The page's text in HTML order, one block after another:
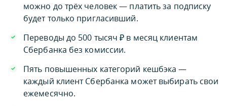
можно до трёх человек — платить за подписку
будет только пригласивший.
Переводы до 500 тысяч ₽ в месяц клиентам
Сбербанка без комиссии.
Пять повышенных категорий кешбэка —
каждый клиент Сбербанка может выбирать свои
ежемесячно.